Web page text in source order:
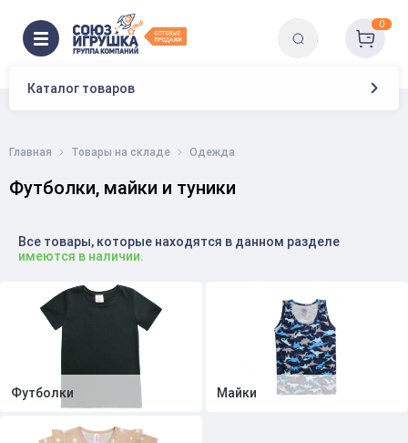
Каталог товаров
0
Главная Товары на складе Одежда
Футболки, майки и туники
Все товары, которые находятся в данном разделе
имеются в наличии.
Футболки Майки